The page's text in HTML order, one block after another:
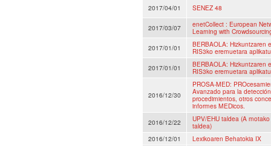
2017/04/01
SENEZ 48
2017/03/07
enetCollect : European
Learning with
2017/01/01
BERBAOLA: Hizkuntzaren
RIS3ko eremuetara
2017/01/01
BERBAOLA: Hizkuntzaren
RIS3ko eremuetara
2016/12/30
PROSA-MED:
Avanzado para la
procedimientos, otros
informes MEDicos.
2016/12/22
UPV/EHU taldea (A
taldea)
2016/12/01
Lexikoaren Behatokia IX